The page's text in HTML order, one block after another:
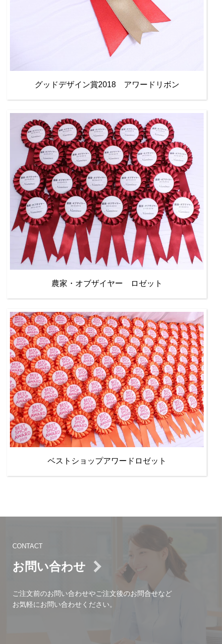
グッドデザイン賞2018 アワードリボン
農家・オブザイヤー ロゼット
ベストショップアワードロゼット
CONTACT
お問い合わせ
ご注文前のお問い合わせやご注文後のお問合せなど
お気軽にお問い合わせください。